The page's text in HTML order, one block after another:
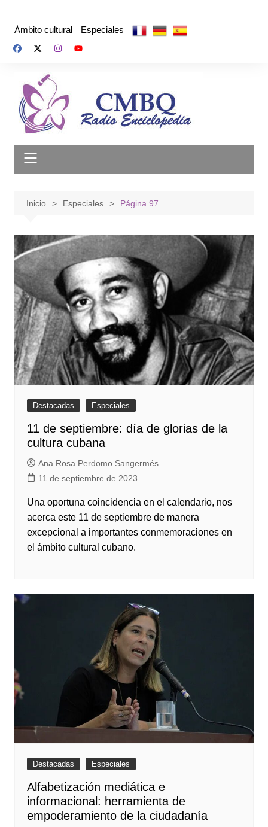
Ámbito cultural Especiales
Inicio Especiales Página 97
Destacadas Especiales
11 de septiembre: día de glorias de la
cultura cubana
Ana Rosa Perdomo Sangermés
11 de septiembre de 2023
Una oportuna coincidencia en el calendario, nos
acerca este 11 de septiembre de manera
excepcional a importantes conmemoraciones en
el ámbito cultural cubano.
Destacadas Especiales
Alfabetización mediática e
informacional: herramienta de
empoderamiento de la ciudadanía